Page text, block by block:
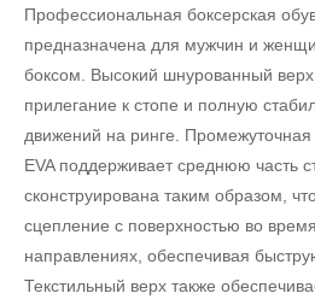
Профессиональная боксерская
предназначена для мужчин и
боксом. Высокий шнурованный верх
прилегание к стопе и полную
движений на ринге.
EVA поддерживает среднюю часть
сконструирована таким образом,
сцепление с поверхностью во
направлениях, обеспечивая
Текстильный верх также